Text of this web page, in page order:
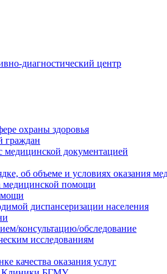
диагностический центр
охраны здоровья
граждан
медицинской документацией
об объеме и условиях оказания
медицинской помощи
диспансеризации населения
консультацию/обследование
исследованиям
качества оказания услуг